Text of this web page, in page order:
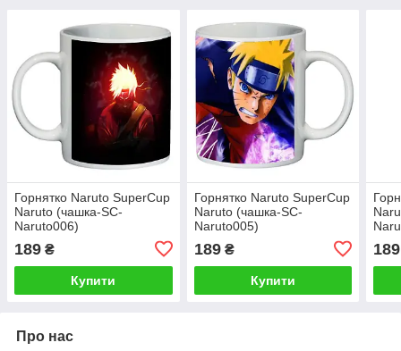
Горнятко Naruto SuperCup
Naruto (чашка-SC-
Naruto006)
189 ₴
Купити
Горнятко Naruto SuperCup
Naruto (чашка-SC-
Naruto005)
189₴
Купити
189
Про нас